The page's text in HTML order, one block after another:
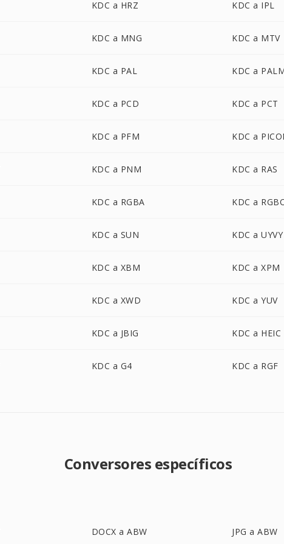
KDC a HRZ KDC a IPL
KDC a MNG KDC a MTV
KDC a PAL KDC a
KDC a PCD KDC a PCT
KDC a PFM KDC a
KDC a PNM KDC a RAS
KDC a RGBA KDC a
KDC a SUN KDC a UYVY
KDC a XBM KDC a XPM
KDC a XWD KDC a YUV
KDC a JBIG KDC a HEIC
KDC a G4 KDC a RGF
Conversores específicos
DOCX a ABW JPG a ABW